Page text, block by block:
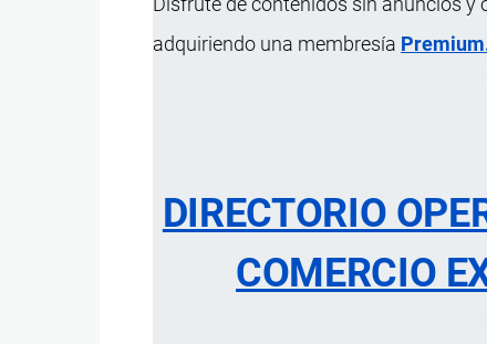
adquiriendo una membresía
DIRECTORIO
COMERCIO
Conforme a la letra del texto, o
Literal